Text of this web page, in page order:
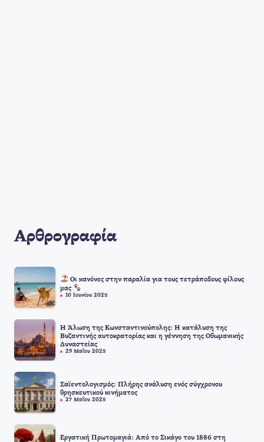
Αρθρογραφία
Οι κανόνες στην παραλία για τους τετράποδους φίλους
μας
10 Ιουνίου 2025
Η Άλωση της Κωνσταντινούπολης: Η κατάλυση της
Βυζαντινής αυτοκρατορίας και η γέννηση της Οθωμανικής
Δυναστείας
29 Μαΐου 2025
Σαϊεντολογισμός: Πλήρης ανάλυση ενός σύγχρονου
θρησκευτικού κινήματος
27 Μαΐου 2025
Εργατική Πρωτομαγιά: Από το Σικάγο του 1886 στη